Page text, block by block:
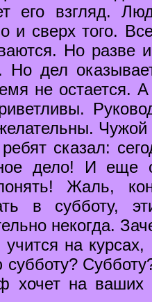
его взгляд.
и сверх того.
Но разве
Но дел
не остается. А
Чужой
сказал:
дело! И еще
Жаль,
в субботу,
некогда.
учится на
хочет на ваших